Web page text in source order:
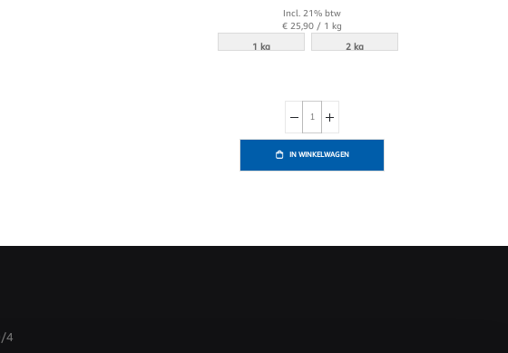
Incl. 21% btw
€ 25,90 / 1 kg
1 kg
2 kg
IN WINKELWAGEN
4